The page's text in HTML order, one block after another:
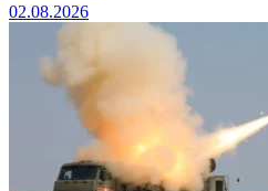
02.08.2026